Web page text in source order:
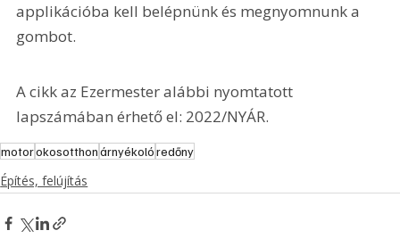
applikációba kell belépnünk és megnyomnunk a
gombot.
A cikk az Ezermester alábbi nyomtatott
lapszámában érhető el: 2022/NYÁR.
motorokosotthonárnyékolóredőny
Építés, felújítás